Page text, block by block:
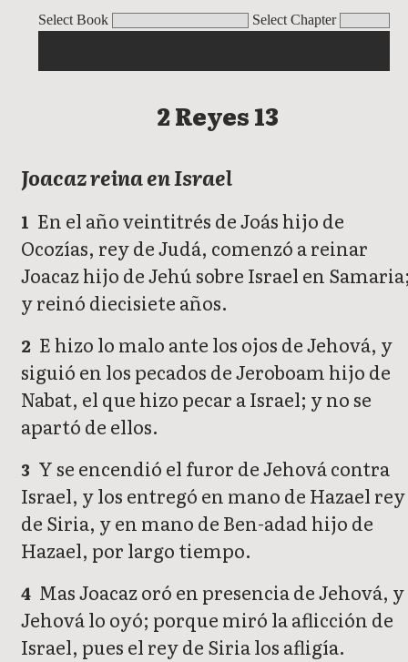
Select Book Select Chapter
2 Reyes
2 Reyes 13
Joacaz reina en Israel
1 En el año veintitrés de Joás hijo de
Ocozías, rey de Judá, comenzó a reinar
Joacaz hijo de Jehú sobre Israel en
y reinó diecisiete años.
2 E hizo lo malo ante los ojos de Jehová, y
siguió en los pecados de Jeroboam hijo de
Nabat, el que hizo pecar a Israel; y no se
apartó de ellos.
3 Y se encendió el furor de Jehová contra
Israel, y los entregó en mano de Hazael rey
de Siria, y en mano de Ben-adad hijo de
Hazael, por largo tiempo.
4 Mas Joacaz oró en presencia de Jehová, y
Jehová lo oyó; porque miró la aflicción de
Israel, pues el rey de Siria los afligía.